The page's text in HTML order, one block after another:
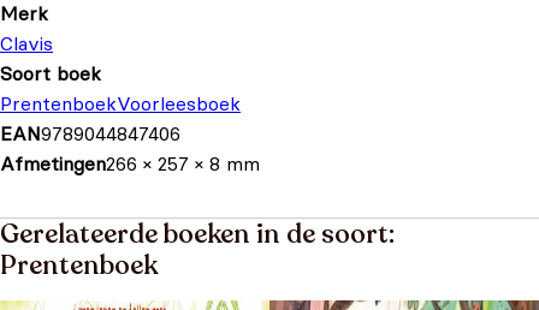
Merk
Clavis
Soort boek
PrentenboekVoorleesboek
EAN9789044847406
Afmetingen266 × 257 × 8 mm
Gerelateerde boeken in de soort:
Prentenboek